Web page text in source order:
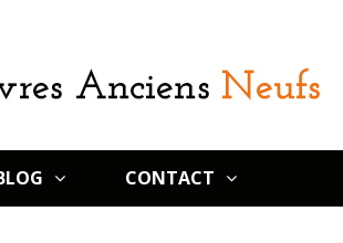
CONTACT